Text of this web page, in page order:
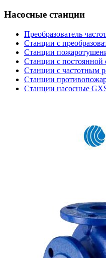
Насосные станции
Преобразователь
Станции с
Станции
Станции с постоянной
Станции с частотным
Станции
Станции насосные